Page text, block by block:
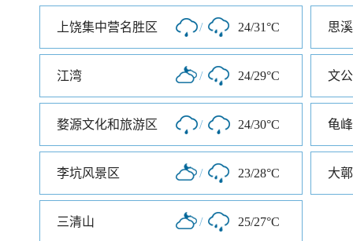
上饶集中营名胜区 / 24/31°C 思
江湾 / 24/29°C 文
婺源文化和旅游区 / 24/30°C 龟
李坑风景区 / 23/28°C 大
三清山 / 25/27°C